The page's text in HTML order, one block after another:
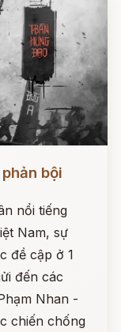
bội
nổi tiếng
Nam, sự
đề cập ở 1
đến các
Nhan -
chiến chống